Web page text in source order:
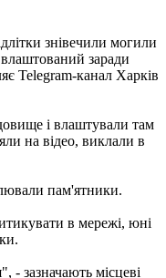
знівечили могили
заради
Telegram-канал Харків
і влаштували там
на відео, виклали в
пам'ятники.
в мережі, юні
- зазначають місцеві